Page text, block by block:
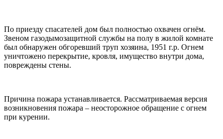
По приезду спасателей дом был полностью охвачен огнём.
Звеном газодымозащитной службы на полу в жилой комнате
был обнаружен обгоревший труп хозяина, 1951 г.р. Огнем
уничтожено перекрытие, кровля, имущество внутри дома,
повреждены стены.
Причина пожара устанавливается. Рассматриваемая версия
возникновения пожара – неосторожное обращение с огнем
при курении.